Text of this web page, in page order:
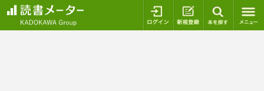
ログイン 新規登録